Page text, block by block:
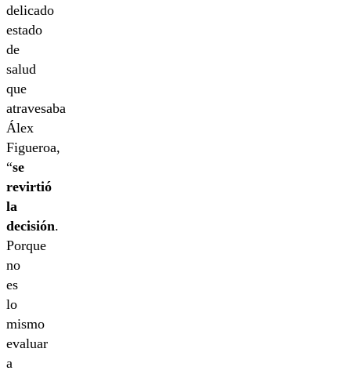
delicado
estado
de
salud
que
atravesaba
Álex
Figueroa,
“se
revirtió
la
decisión.
Porque
no
es
lo
mismo
evaluar
a